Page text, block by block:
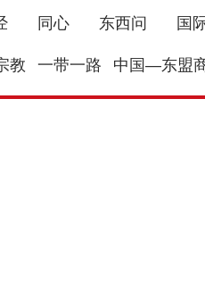
同心 东西问 国
教 一带一路 中国—东盟